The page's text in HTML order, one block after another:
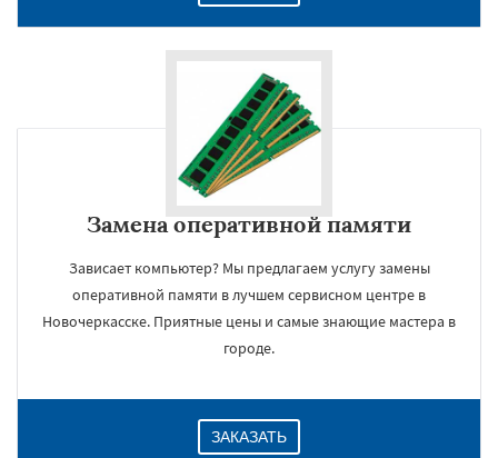
Замена оперативной памяти
Зависает компьютер? Мы предлагаем услугу замены
оперативной памяти в лучшем сервисном центре в
Новочеркасске. Приятные цены и самые знающие мастера в
городе.
ЗАКАЗАТЬ